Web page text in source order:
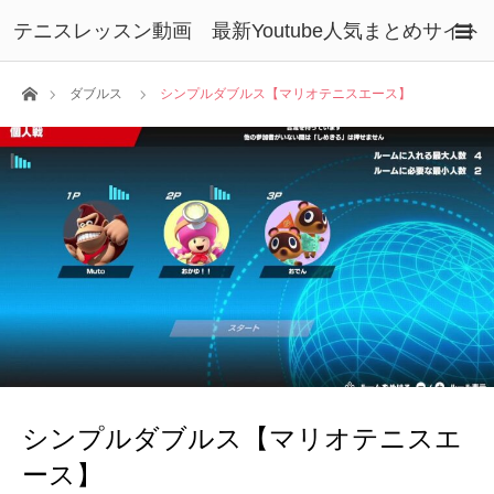
テニスレッスン動画 最新Youtube人気まとめサイト
ホームダブルス シンプルダブルス【マリオテニスエース】
シンプルダブルス【マリオテニスエ
ース】